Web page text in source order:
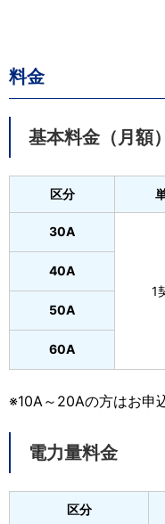
料金
基本料金（月額）
区分
30A
1
40A
50A
60A
※10A～20Aの方はお申
電力量料金
区分